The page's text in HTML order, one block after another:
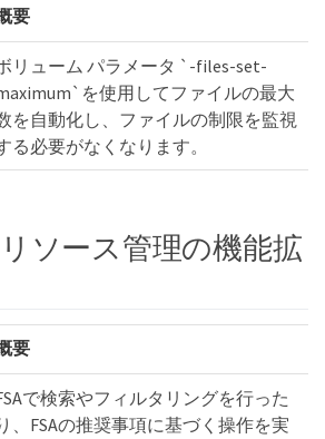
要
リューム パラメータ `-files-set-
を使用してファイルの最大
を自動化し、ファイルの制限を監視
る必要がなくなります。
ソース管理の機能拡
要
で検索やフィルタリングを行った
、FSAの推奨事項に基づく操作を実